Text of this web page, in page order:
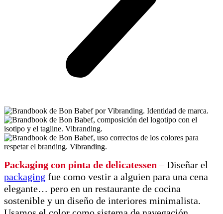
Packaging con pinta de delicatessen – Diseñar el
packaging fue como vestir a alguien para una cena
elegante… pero en un restaurante de cocina
sostenible y un diseño de interiores minimalista.